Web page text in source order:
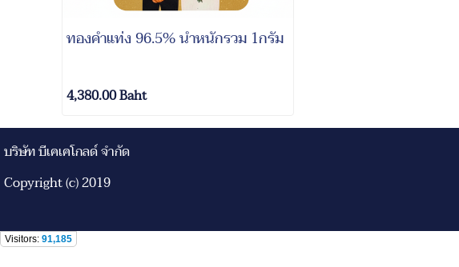
ทองคำแท่ง 96.5% นํ้าหนักรวม 1กรัม
4,380.00 Baht
บริษัท บีเคเคโกลด์ จำกัด
Copyright (c) 2019
Visitors: 91,185